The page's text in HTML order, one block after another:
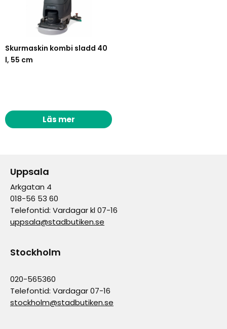
Skurmaskin kombi sladd 40
l, 55 cm
Läs mer
Uppsala
Arkgatan 4
018-56 53 60
Telefontid: Vardagar kl 07-16
uppsala@stadbutiken.se
Stockholm
020-565360
Telefontid: Vardagar 07-16
stockholm@stadbutiken.se